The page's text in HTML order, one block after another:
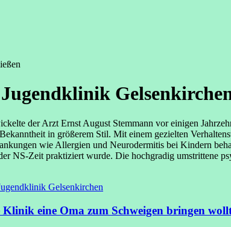
der Arzt Ernst August Stemmann vor einigen
in größerem Stil. Mit einem gezielten
wie Allergien und Neurodermitis bei Kindern
NS-Zeit praktiziert wurde. Die hochgradig
Klinik eine Oma zum Schweigen bringen